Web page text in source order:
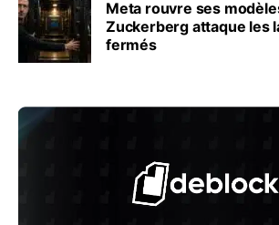
Meta rouvre ses
Zuckerberg attaque les
fermés